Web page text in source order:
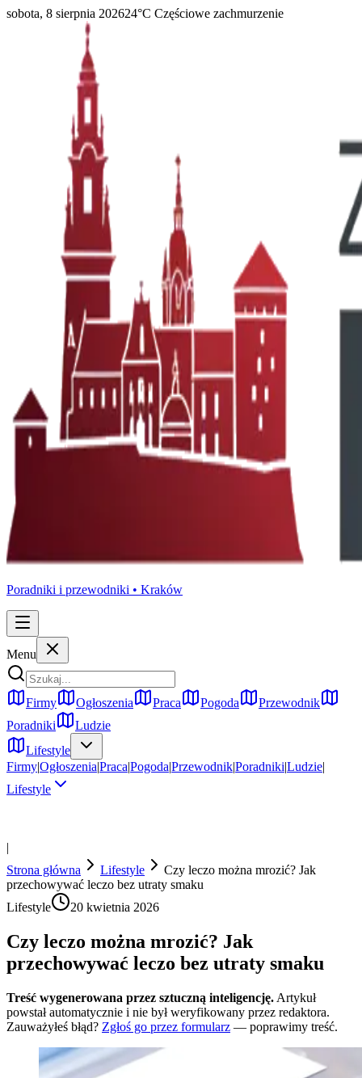
sobota, 8 sierpnia 202624°C Częściowe zachmurzenie
Poradniki i przewodniki • Kraków
Menu
Firmy Ogłoszenia Praca Pogoda
Przewodnik
Poradniki
Ludzie
Lifestyle
Firmy|Ogłoszenia|Praca|Pogoda|Przewodnik|Poradniki|Ludzie|
Lifestyle
|
Strona główna
Lifestyle
Czy leczo można mrozić? Jak
przechowywać leczo bez utraty smaku
Lifestyle
20 kwietnia 2026
Czy leczo można mrozić? Jak
przechowywać leczo bez utraty smaku
Treść wygenerowana przez sztuczną inteligencję. Artykuł
powstał automatycznie i nie był weryfikowany przez redaktora.
Zauważyłeś błąd? Zgłoś go przez formularz — poprawimy treść.